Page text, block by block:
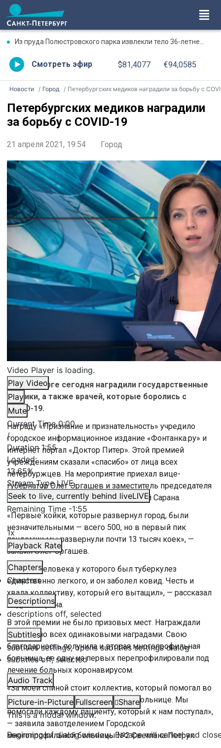
Из пруда Полюстровского парка извлекли тело 36-летнего мужчины
Смотреть эфир $81,4077 €94,0585
Новости Город Петербургских медиков наградили за борьбу с COVID-19
Петербургских медиков наградили
за борьбу с COVID-19
21 апреля 2021, 19:54 Город
Video Player is loading.
Play Video
Play
Mute
Current Time0:00
/
Duration 1:55
Loaded:
13.65%
Stream TypeLIVE
Seek to live, currently behind liveLIVE
Remaining Time -1:55
1x
Playback Rate
Chapters
Chapters
Descriptions
descriptions off, selected
Subtitles
subtitles settings, opens subtitles settings dialog
subtitles off, selected
Audio Track
Picture-in-Picture Fullscreen
Share
This is a modal window.
Beginning of dialog window. Escape will cancel and
В Петербурге сегодня наградили государственные
клиники, а также врачей, которые боролись с
COVID-19.
Награду «Признание и признательность» учредило
городское информационное издание «Фонтанка.ру» и
интернет портал «Доктор Питер». Этой премией
учреждениям сказали «спасибо» от лица всех
петербуржцев. На мероприятие приехал вице-
губернатор Олег Эргашев и заместитель председателя
комитета по здравоохранению Андрей Сарана.
«Первые койки, которые развернул город, были
незначительными — всего 500, но в первый пик
пандемии мы развернули почти 13 тысяч коек», —
заявил Олег Эргашев.
«Я знаю человека у которого был туберкулез
единственно легкого, и он заболел ковид. Честь и
хвала коллективу, который его вытащил», — рассказал
Андрей Сарана.
В этой премии не было призовых мест. Награждали
абсолютно всех одинаковыми наградами. Свою
благодарность получила и вторая многопрофильная
больница, ее одну из первых перепрофилировали под
лечение больных коронавирусом.
«За моей спиной стоит коллектив, который помогал во
всем, мы были одной командой в больнице. Мы
помогали каждому пациенту, который к нам поступал»,
— заявила завотделением Городской
многопрофильной больницы №2 Светлана Петрук.